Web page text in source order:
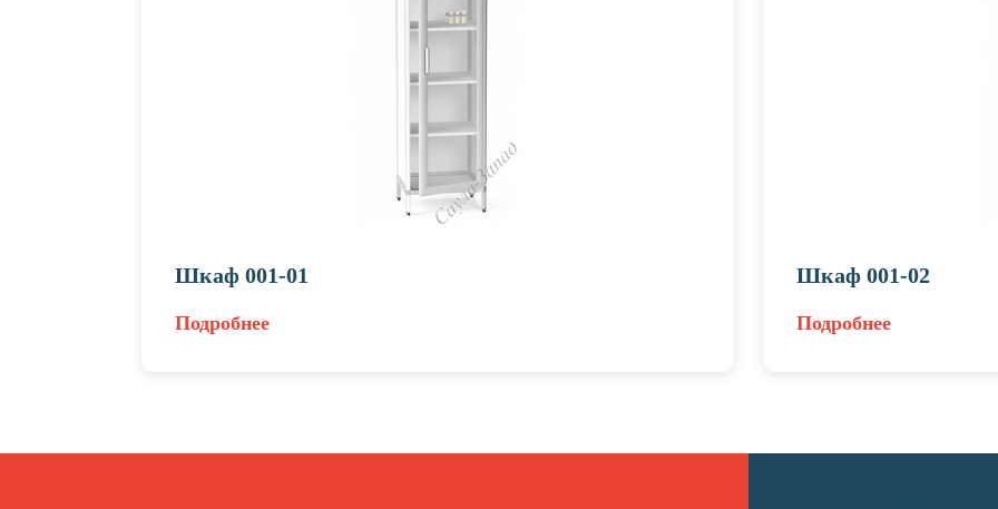
Шкаф 001-01
Подробнее
Шкаф 001-02
Подробнее